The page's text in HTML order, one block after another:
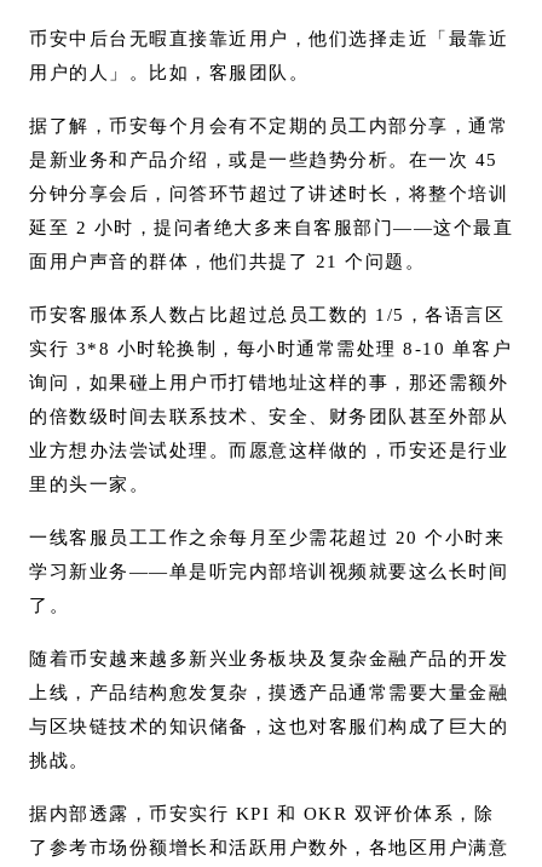
币安中后台无暇直接靠近用户，他们选择走近「最靠近
用户的人」。比如，客服团队。
据了解，币安每个月会有不定期的员工内部分享，通常
是新业务和产品介绍，或是一些趋势分析。在一次 45
分钟分享会后，问答环节超过了讲述时长，将整个培训
延至 2 小时，提问者绝大多来自客服部门——这个最直
面用户声音的群体，他们共提了 21 个问题。
币安客服体系人数占比超过总员工数的 1/5，各语言区
实行 3*8 小时轮换制，每小时通常需处理 8-10 单客户
询问，如果碰上用户币打错地址这样的事，那还需额外
的倍数级时间去联系技术、安全、财务团队甚至外部从
业方想办法尝试处理。而愿意这样做的，币安还是行业
里的头一家。
一线客服员工工作之余每月至少需花超过 20 个小时来
学习新业务——单是听完内部培训视频就要这么长时间
了。
随着币安越来越多新兴业务板块及复杂金融产品的开发
上线，产品结构愈发复杂，摸透产品通常需要大量金融
与区块链技术的知识储备，这也对客服们构成了巨大的
挑战。
据内部透露，币安实行 KPI 和 OKR 双评价体系，除
了参考市场份额增长和活跃用户数外，各地区用户满意